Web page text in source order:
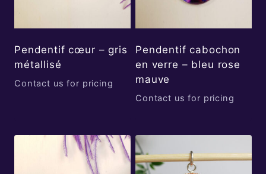
Pendentif cœur – gris
métallisé
Contact us for pricing
Pendentif cabochon
en verre – bleu rose
mauve
Contact us for pricing